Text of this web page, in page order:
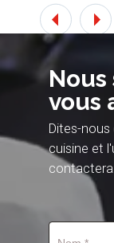
Nous
vous
Dites-
cuisine et
contactera.